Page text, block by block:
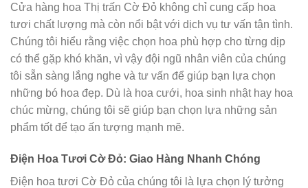
Cửa hàng hoa Thị trấn Cờ Đỏ không chỉ cung cấp hoa
tươi chất lượng mà còn nổi bật với dịch vụ tư vấn tận tình.
Chúng tôi hiểu rằng việc chọn hoa phù hợp cho từng dịp
có thể gặp khó khăn, vì vậy đội ngũ nhân viên của chúng
tôi sẵn sàng lắng nghe và tư vấn để giúp bạn lựa chọn
những bó hoa đẹp. Dù là hoa cưới, hoa sinh nhật hay hoa
chúc mừng, chúng tôi sẽ giúp bạn chọn lựa những sản
phẩm tốt để tạo ấn tượng mạnh mẽ.
Điện Hoa Tươi Cờ Đỏ: Giao Hàng Nhanh Chóng
Điện hoa tươi Cờ Đỏ của chúng tôi là lựa chọn lý tưởng